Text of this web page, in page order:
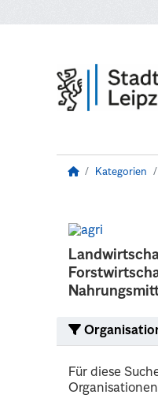
Kategorien
Für diese